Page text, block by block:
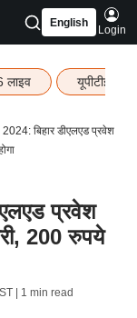
English
Login
लाइव यूपीटीईटी
बिहार डीएलएड प्रवेश
प्रवेश
200 रुपये
| 1 min read